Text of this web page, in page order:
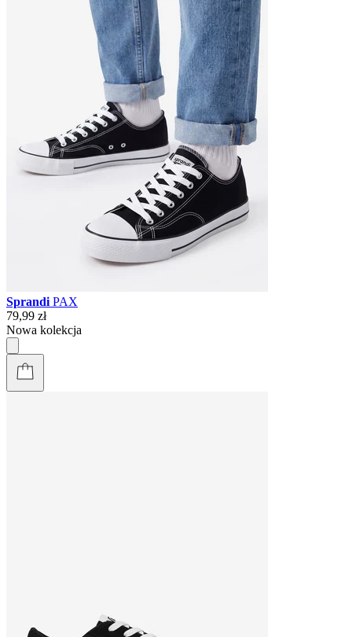
Sprandi PAX
79,99 zł
Nowa kolekcja